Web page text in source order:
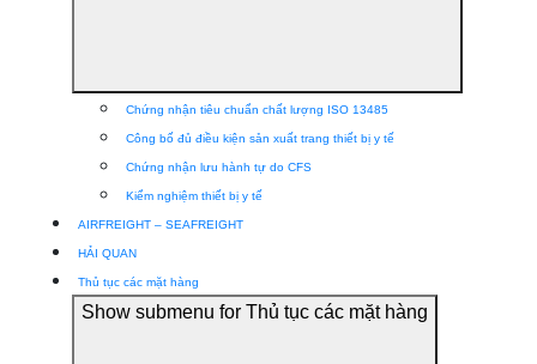
Chứng nhận tiêu chuẩn chất lượng ISO 13485
Công bố đủ điều kiện sản xuất trang thiết bị y tế
Chứng nhận lưu hành tự do CFS
Kiểm nghiệm thiết bị y tế
AIRFREIGHT – SEAFREIGHT
HẢI QUAN
Thủ tục các mặt hàng
Show submenu for Thủ tục các mặt hàng